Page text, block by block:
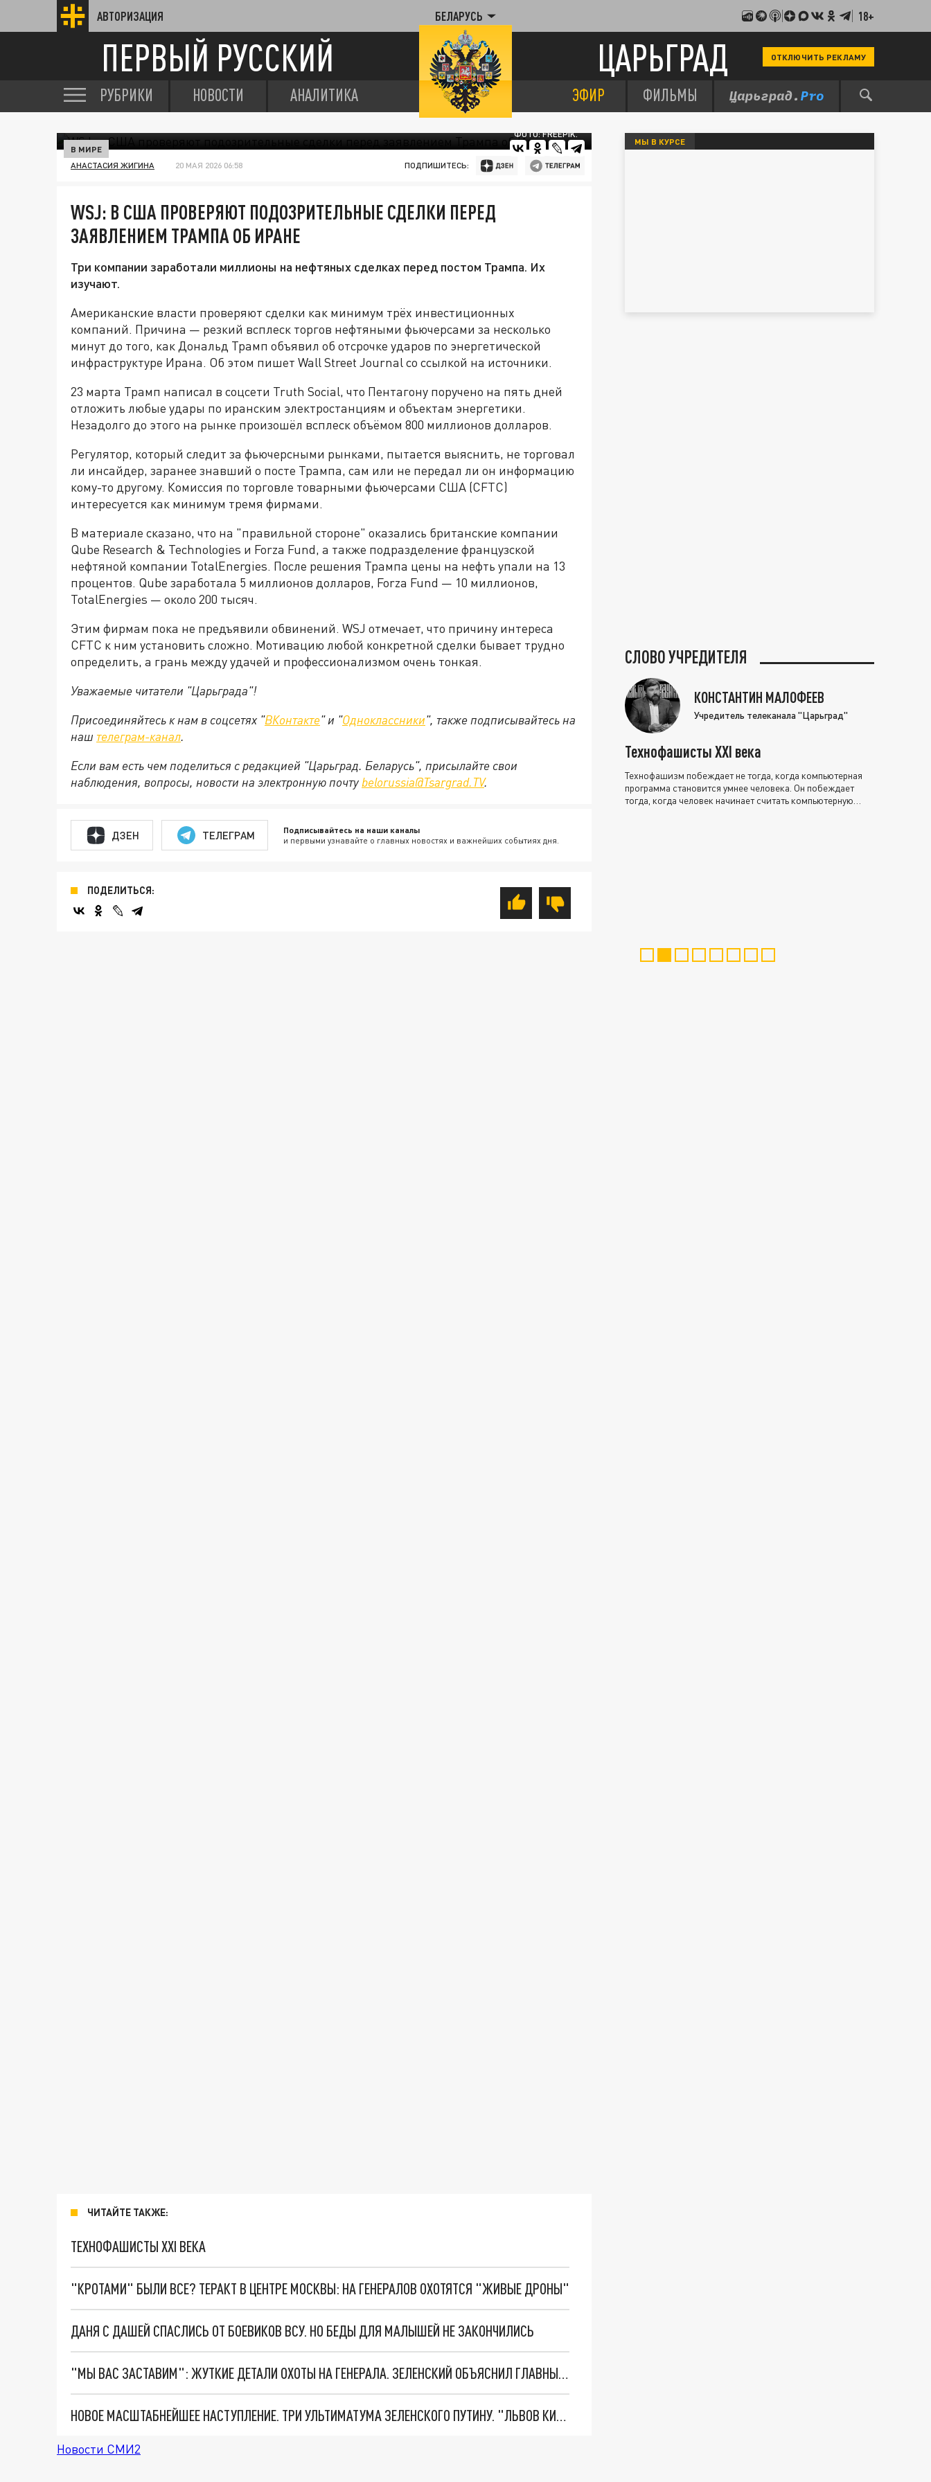
АВТОРИЗАЦИЯ БЕЛАРУСЬ 18+
ПЕРВЫЙ РУССКИЙ ЦАРЬГРАД ОТКЛЮЧИТЬ РЕКЛАМУ
РУБРИКИ НОВОСТИ АНАЛИТИКА ЭФИР ФИЛЬМЫ
ФОТО: FREEPIK.
В МИРЕ
АНАСТАСИЯ ЖИГИНА 20 МАЯ 2026 06:58 ПОДПИШИТЕСЬ:
WSJ: В США ПРОВЕРЯЮТ ПОДОЗРИТЕЛЬНЫЕ СДЕЛКИ ПЕРЕД
ЗАЯВЛЕНИЕМ ТРАМПА ОБ ИРАНЕ
Три компании заработали миллионы на нефтяных сделках перед постом Трампа. Их
изучают.
Американские власти проверяют сделки как минимум трёх инвестиционных
компаний. Причина — резкий всплеск торгов нефтяными фьючерсами за несколько
минут до того, как Дональд Трамп объявил об отсрочке ударов по энергетической
инфраструктуре Ирана. Об этом пишет Wall Street Journal со ссылкой на источники.
23 марта Трамп написал в соцсети Truth Social, что Пентагону поручено на пять дней
отложить любые удары по иранским электростанциям и объектам энергетики.
Незадолго до этого на рынке произошёл всплеск объёмом 800 миллионов долларов.
Регулятор, который следит за фьючерсными рынками, пытается выяснить, не торговал
ли инсайдер, заранее знавший о посте Трампа, сам или не передал ли он информацию
кому-то другому. Комиссия по торговле товарными фьючерсами США (CFTC)
интересуется как минимум тремя фирмами.
В материале сказано, что на "правильной стороне" оказались британские компании
Qube Research & Technologies и Forza Fund, а также подразделение французской
нефтяной компании TotalEnergies. После решения Трампа цены на нефть упали на 13
процентов. Qube заработала 5 миллионов долларов, Forza Fund — 10 миллионов,
TotalEnergies — около 200 тысяч.
Этим фирмам пока не предъявили обвинений. WSJ отмечает, что причину интереса
CFTC к ним установить сложно. Мотивацию любой конкретной сделки бывает трудно
определить, а грань между удачей и профессионализмом очень тонкая.
Уважаемые читатели "Царьграда"!
Присоединяйтесь к нам в соцсетях "ВКонтакте" и "Одноклассники", также подписывайтесь на
наш телеграм-канал.
Если вам есть чем поделиться с редакцией "Царьград. Беларусь", присылайте свои
наблюдения, вопросы, новости на электронную почту belorussia@Tsargrad.TV.
ДЗЕН ТЕЛЕГРАМ Подписывайтесь на наши каналы
и первыми узнавайте о главных новостях и важнейших событиях дня.
ПОДЕЛИТЬСЯ:
ЧИТАЙТЕ ТАКЖЕ:
ТЕХНОФАШИСТЫ XXI ВЕКА
"КРОТАМИ" БЫЛИ ВСЕ? ТЕРАКТ В ЦЕНТРЕ МОСКВЫ: НА ГЕНЕРАЛОВ ОХОТЯТСЯ "ЖИВЫЕ ДРОНЫ"
ДАНЯ С ДАШЕЙ СПАСЛИСЬ ОТ БОЕВИКОВ ВСУ. НО БЕДЫ ДЛЯ МАЛЫШЕЙ НЕ ЗАКОНЧИЛИСЬ
"МЫ ВАС ЗАСТАВИМ": ЖУТКИЕ ДЕТАЛИ ОХОТЫ НА ГЕНЕРАЛА. ЗЕЛЕНСКИЙ ОБЪЯСНИЛ ГЛАВНЫЙ СМЫСЛ ТЕРАКТА В ЦЕНТРЕ МОСКВЫ
НОВОЕ МАСШТАБНЕЙШЕЕ НАСТУПЛЕНИЕ. ТРИ УЛЬТИМАТУМА ЗЕЛЕНСКОГО ПУТИНУ. "ЛЬВОВ КИМА" ПОСТАВЯТ НА ПВО? ГЛОБАЛЬНЫЙ ПРОРЫВ ПОД ЗАПОРОЖЬЕМ
Новости СМИ2
МЫ В КУРСЕ
СЛОВО УЧРЕДИТЕЛЯ
КОНСТАНТИН МАЛОФЕЕВ
Учредитель телеканала "Царьград"
Технофашисты XXI века
Технофашизм побеждает не тогда, когда компьютерная
программа становится умнее человека. Он побеждает
тогда, когда человек начинает считать компьютерную